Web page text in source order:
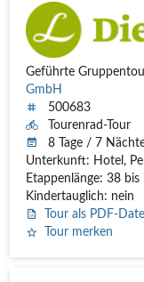
Geführte
GmbH
500683
Tourenrad-Tour
8 Tage / 7
Unterkunft: Hotel,
Etappenlänge: 38 bis
Kindertauglich: nein
Tour als PDF-
Tour merken